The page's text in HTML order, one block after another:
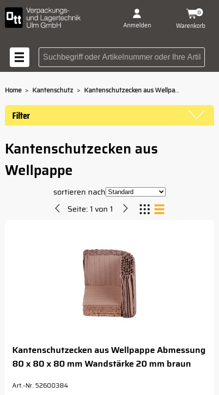
Anmelden Warenkorb
0
Suchbegriff oder
Home > Kantenschutz > Kantenschutzecken aus Wellpappe
Filter
Kantenschutzecken aus
Wellpappe
sortieren nach
Seite: 1 von 1
Kantenschutzecken aus Wellpappe Abmessung
80 x 80 x 80 mm Wandstärke 20 mm braun
Art.-Nr. 52600384